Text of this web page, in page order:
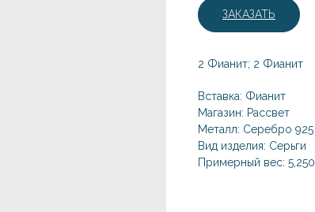
ЗАКАЗАТЬ
2 Фианит; 2 Фианит
Вставка: Фианит
Магазин: Рассвет
Металл: Серебро 925
Вид изделия: Серьги
Примерный вес: 5,250